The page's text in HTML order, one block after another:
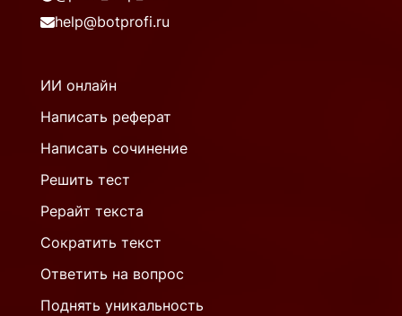
help@botprofi.ru
ИИ онлайн
Написать реферат
Написать сочинение
Решить тест
Рерайт текста
Сократить текст
Ответить на вопрос
Поднять уникальность